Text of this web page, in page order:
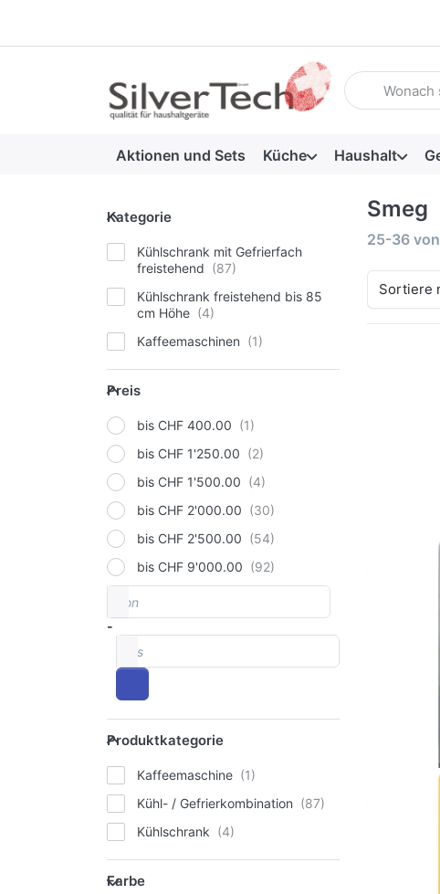
Geben Sie
Aktionen und Sets Küche Haushalt
Kategorie
Kategorie
Kühlschrank mit Gefrierfach
freistehend
Kühlschrank freistehend bis 85
cm Höhe
Kaffeemaschinen
Preis
Preis
bis CHF 400.00
bis CHF 1'250.00
bis CHF 1'500.00
bis CHF 2'000.00
bis CHF 2'500.00
bis CHF 9'000.00
Preisspanne
-
Produktkategorie
Produktkategorie
Kaffeemaschine
Kühl- / Gefrierkombination
Kühlschrank
Farbe
Farbe
Smeg
25-36 von
Sortiere